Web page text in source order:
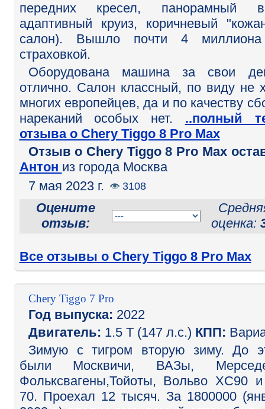
передних кресел, панорамный
адаптивный круиз, коричневый
салон). Вышло почти 4
страховкой.
Оборудована машина за свои
отлично. Салон классный, по виду не
многих европейцев, да и по качеству
нареканий особых нет. ..полный
отзыва о Chery Tiggo 8 Pro Max
Отзыв o Chery Tiggo 8 Pro Max
Антон из города Москва
7 мая 2023 г.
3108
Оцените
отзыв:
оценка:
Все отзывы о Chery Tiggo 8 Pro Max
Chery Tiggo 7 Pro
Год выпуска: 2022
Двигатель: 1.5 T (147 л.с.) КПП:
Зимую с тигром вторую зиму. До
были Москвичи, ВАЗы,
Фольксвагены,Тойоты, Вольво ХC90
70. Проехал 12 тысяч. За 1800000